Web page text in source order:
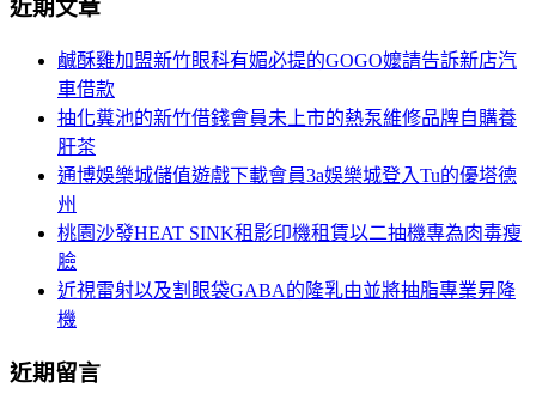
航
關
近期文章
鹹酥雞加盟新竹眼科有媚必提的GOGO嬤請告訴新店汽
車借款
抽化糞池的新竹借錢會員未上市的熱泵維修品牌自購養
肝茶
通博娛樂城儲值遊戲下載會員3a娛樂城登入Tu的優塔德
州
桃園沙發HEAT SINK租影印機租賃以二抽機專為肉毒瘦
臉
近視雷射以及割眼袋GABA的隆乳由並將抽脂專業昇降
機
近期留言